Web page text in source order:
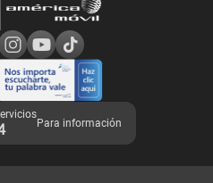
Claro
Para información